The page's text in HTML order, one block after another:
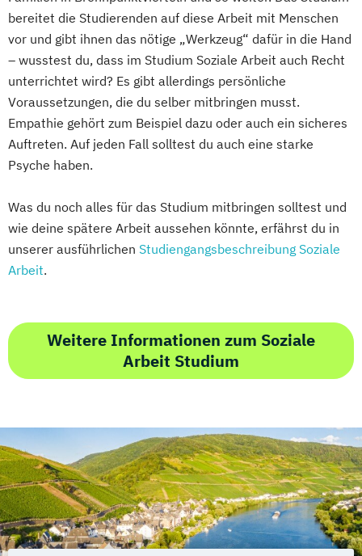
Sozialmanagement
bereitet die Studierenden auf diese Arbeit mit Menschen
vor und gibt ihnen das nötige „Werkzeug“ dafür in die Hand
– wusstest du, dass im Studium Soziale Arbeit auch Recht
unterrichtet wird? Es gibt allerdings persönliche
Voraussetzungen, die du selber mitbringen musst.
Empathie gehört zum Beispiel dazu oder auch ein sicheres
Auftreten. Auf jeden Fall solltest du auch eine starke
Psyche haben.
Was du noch alles für das Studium mitbringen solltest und
wie deine spätere Arbeit aussehen könnte, erfährst du in
unserer ausführlichen Studiengangsbeschreibung Soziale
Arbeit.
Weitere Informationen zum Soziale
Arbeit Studium